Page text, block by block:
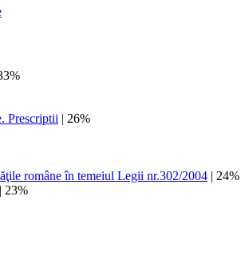
Prescriptii | 26%
române în temeiul Legii nr.302/2004 | 24%
| 23%